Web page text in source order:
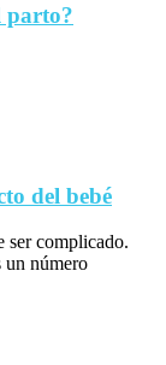
parto?
del bebé
ser complicado.
un número